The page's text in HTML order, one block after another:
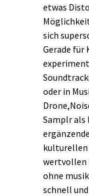
etwas
sich
Gerade für
oder in
Samplr als
kulturellen
wertvollen
ohne
schnell